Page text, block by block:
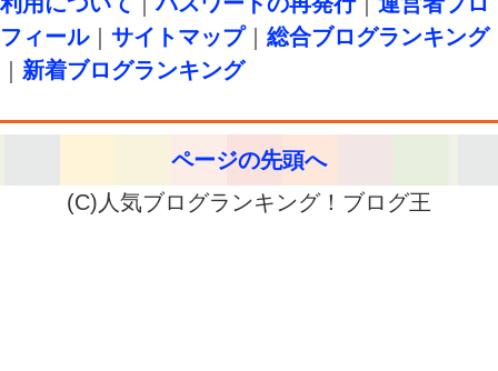
フィール｜ サイトマップ｜ 総合ブログランキング
新着ブログランキング
ページの先頭へ
(C)人気ブログランキング！ブログ王